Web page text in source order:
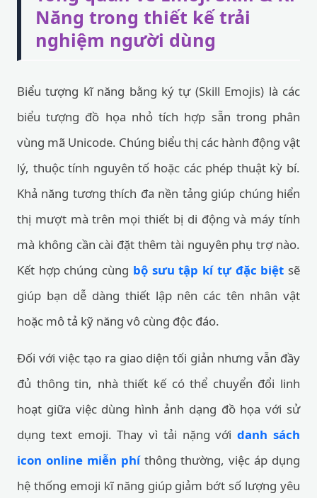
Năng trong thiết kế trải
nghiệm người dùng
Biểu tượng kĩ năng bằng ký tự (Skill Emojis) là các
biểu tượng đồ họa nhỏ tích hợp sẵn trong phân
vùng mã Unicode. Chúng biểu thị các hành động vật
lý, thuộc tính nguyên tố hoặc các phép thuật kỳ bí.
Khả năng tương thích đa nền tảng giúp chúng hiển
thị mượt mà trên mọi thiết bị di động và máy tính
mà không cần cài đặt thêm tài nguyên phụ trợ nào.
Kết hợp chúng cùng bộ sưu tập kí tự đặc biệt sẽ
giúp bạn dễ dàng thiết lập nên các tên nhân vật
hoặc mô tả kỹ năng vô cùng độc đáo.
Đối với việc tạo ra giao diện tối giản nhưng vẫn đầy
đủ thông tin, nhà thiết kế có thể chuyển đổi linh
hoạt giữa việc dùng hình ảnh dạng đồ họa với sử
dụng text emoji. Thay vì tải nặng vớidanh sách
icon online miễn phíthông thường, việc áp dụng
hệ thống emoji kĩ năng giúp giảm bớt số lượng yêu